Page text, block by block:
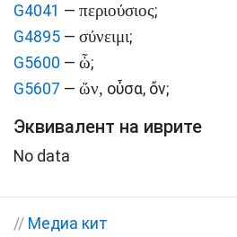
G4041 — περιούσιος;
G4895 — σύνειμι;
G5600 — ὦ;
G5607 — ὤν, οὖσα, ὄν;
Эквивалент на иврите
No data
// Медиа кит